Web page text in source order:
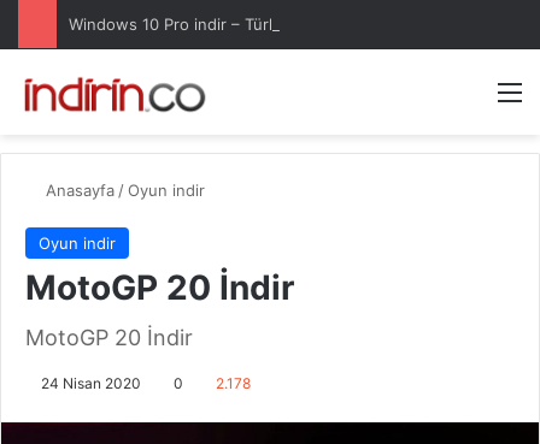
Windows 10 Pro indir – Türkçe – Güncel 2025
Anasayfa /Oyun indir
Oyun indir
MotoGP 20 İndir
MotoGP 20 İndir
24 Nisan 2020 0 2.178